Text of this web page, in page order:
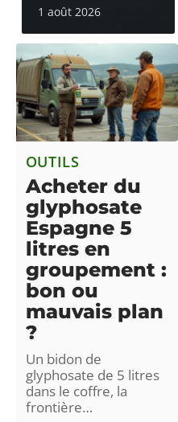
1 août 2026
OUTILS
Acheter du
glyphosate
Espagne 5
litres en
groupement :
bon ou
mauvais plan
?
Un bidon de
glyphosate de 5 litres
dans le coffre, la
frontière…